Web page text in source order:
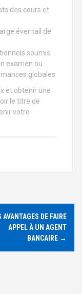
des cours et
éventail de
soumis
examen ou
globales
et obtenir une
le titre de
votre
AVANTAGES DE FAIRE
APPEL À UN AGENT
BANCAIRE →